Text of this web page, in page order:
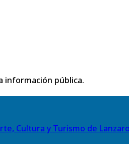
información pública.
Cultura y Turismo de